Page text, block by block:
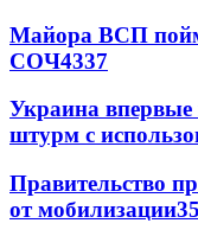
Майора ВСП
СОЧ4337
Украина
штурм с
Правительство
от мобилизации